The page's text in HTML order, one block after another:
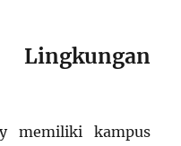
memiliki kampus